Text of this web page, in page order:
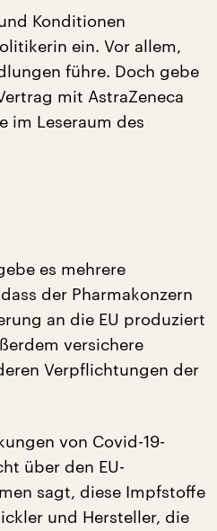
Konditionen
ein. Vor allem,
führe. Doch gebe
mit AstraZeneca
im Leseraum des
es mehrere
der Pharmakonzern
an die EU produziert
versichere
Verpflichtungen der
von Covid-19-
über den EU-
sagt, diese Impfstoffe
und Hersteller, die